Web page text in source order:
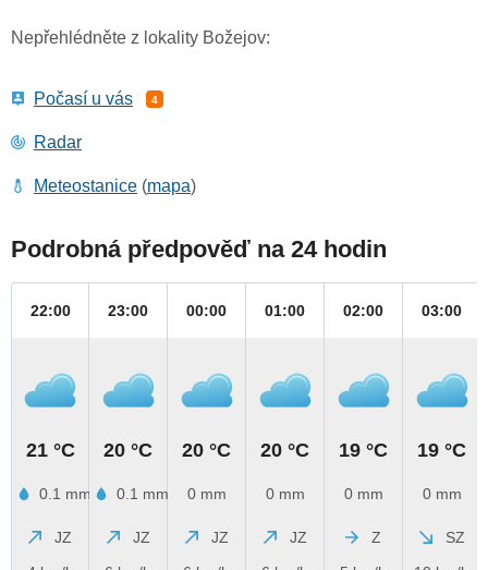
Nepřehlédněte z lokality Božejov:
Počasí u vás 4
Radar
Meteostanice (mapa)
Podrobná předpověď na 24 hodin
22:00
21 °C
0.1 mm
JZ
23:00
20 °C
0.1 mm
JZ
00:00
20 °C
0 mm
JZ
01:00
20 °C
0 mm
JZ
02:00
19 °C
0 mm
Z
03:00
19 °C
0 mm
SZ